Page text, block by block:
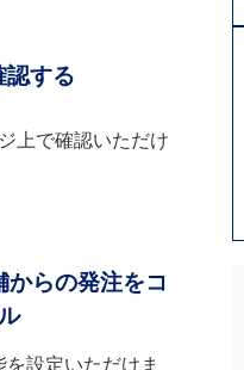
認する
上で確認いただけ
からの発注をコ
設定いただけま